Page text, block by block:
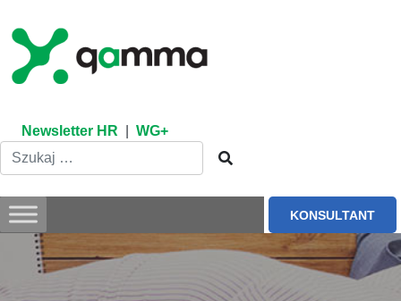
content
Newsletter HR WG+
KONSULTANT